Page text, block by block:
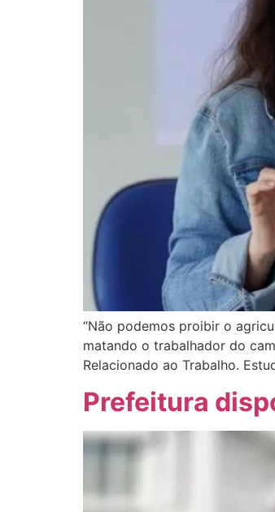
“Não podemos proibir o
matando o trabalhador do
Relacionado ao Trabalho.
Prefeitura